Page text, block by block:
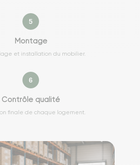
5
Montage
et installation du mobilier.
6
Contrôle qualité
finale de chaque logement.